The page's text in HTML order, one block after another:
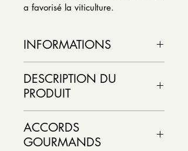
a favorisé la viticulture.
INFORMATIONS
Pays : Italie
Région vinicole : Lombardie
% alcool /vol : 13 %
Dosage :
DESCRIPTION DU
PRODUIT
Française. D'un rouge rubis foncé
avec quelques reflets violets
ACCORDS
GOURMANDS